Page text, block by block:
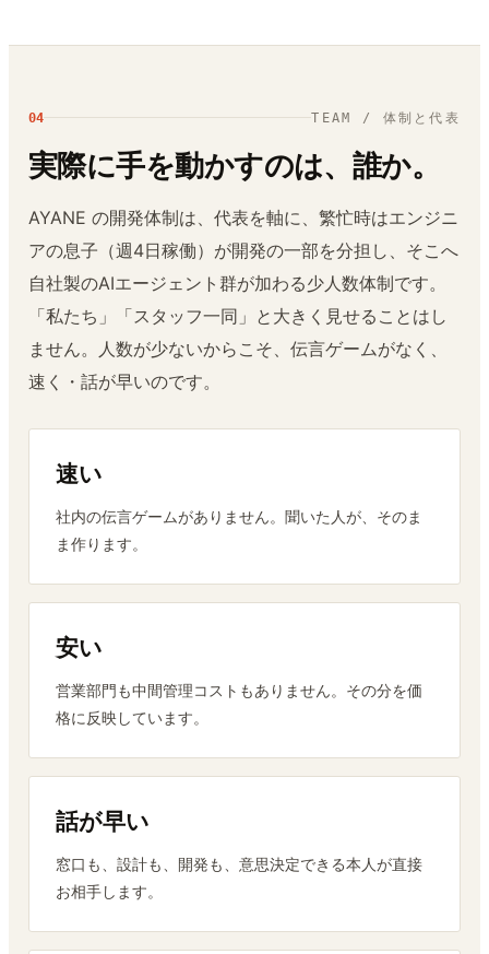
04 TEAM / 体制と代表
実際に手を動かすのは、誰か。
AYANE の開発体制は、代表を軸に、繁忙時はエンジニ
アの息子（週4日稼働）が開発の一部を分担し、そこへ
自社製のAIエージェント群が加わる少人数体制です。
「私たち」「スタッフ一同」と大きく見せることはし
ません。人数が少ないからこそ、伝言ゲームがなく、
速く・話が早いのです。
速い
社内の伝言ゲームがありません。聞いた人が、そのま
ま作ります。
安い
営業部門も中間管理コストもありません。その分を価
格に反映しています。
話が早い
窓口も、設計も、開発も、意思決定できる本人が直接
お相手します。